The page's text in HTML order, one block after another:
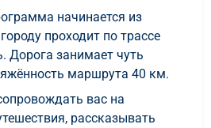
начинается из
проходит по трассе
Дорога занимает чуть
маршрута 40 км.
вас на
рассказывать